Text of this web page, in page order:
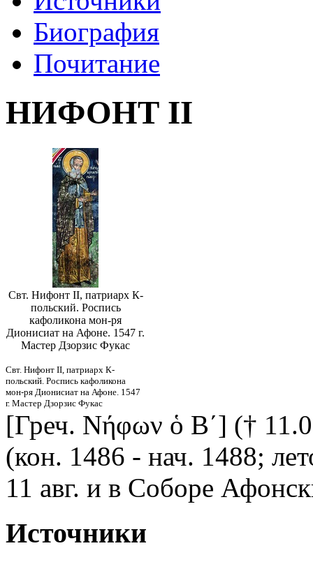
Биография
Почитание
НИФОНТ II
Свт. Нифонт II, патриарх К-
польский. Роспись
кафоликона мон-ря
Дионисиат на Афоне. 1547 г.
Мастер Дзорзис Фукас
Свт. Нифонт II, патриарх К-
польский. Роспись кафоликона
мон-ря Дионисиат на Афоне. 1547
г. Мастер Дзорзис Фукас
[Греч. Νήφων ὁ Β´] (†
(кон. 1486 - нач. 1488;
11 авг. и в Соборе
Источники